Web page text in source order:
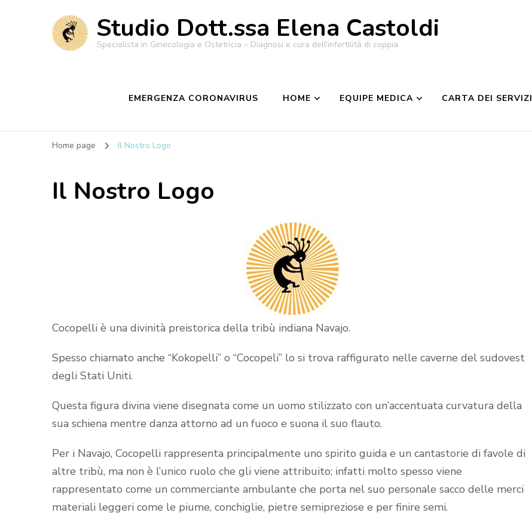
Studio Dott.ssa Elena Castoldi
Specialista in Ginecologia e Ostetricia – Diagnosi e cura dell'infertilità di coppia
EMERGENZA CORONAVIRUS HOME EQUIPE MEDICA CARTA DEI SERVIZI
Home page Il Nostro Logo
Il Nostro Logo
Cocopelli è una divinità preistorica della tribù indiana Navajo.
Spesso chiamato anche “Kokopelli” o “Cocopeli” lo si trova raffigurato nelle caverne del sudovest
degli Stati Uniti.
Questa figura divina viene disegnata come un uomo stilizzato con un’accentuata curvatura della
sua schiena mentre danza attorno ad un fuoco e suona il suo flauto.
Per i Navajo, Cocopelli rappresenta principalmente uno spirito guida e un cantastorie di favole di
altre tribù, ma non è l’unico ruolo che gli viene attribuito; infatti molto spesso viene
rappresentato come un commerciante ambulante che porta nel suo personale sacco delle merci
materiali leggeri come le piume, conchiglie, pietre semipreziose e per finire semi.